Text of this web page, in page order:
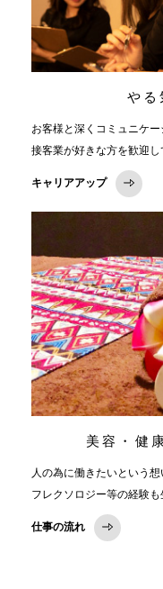
やる
お客様と深くコミュニケ
接客業が好きな方を歓迎し
キャリアアップ
美容・健
人の為に働きたいという
フレクソロジー等の経験も
仕事の流れ